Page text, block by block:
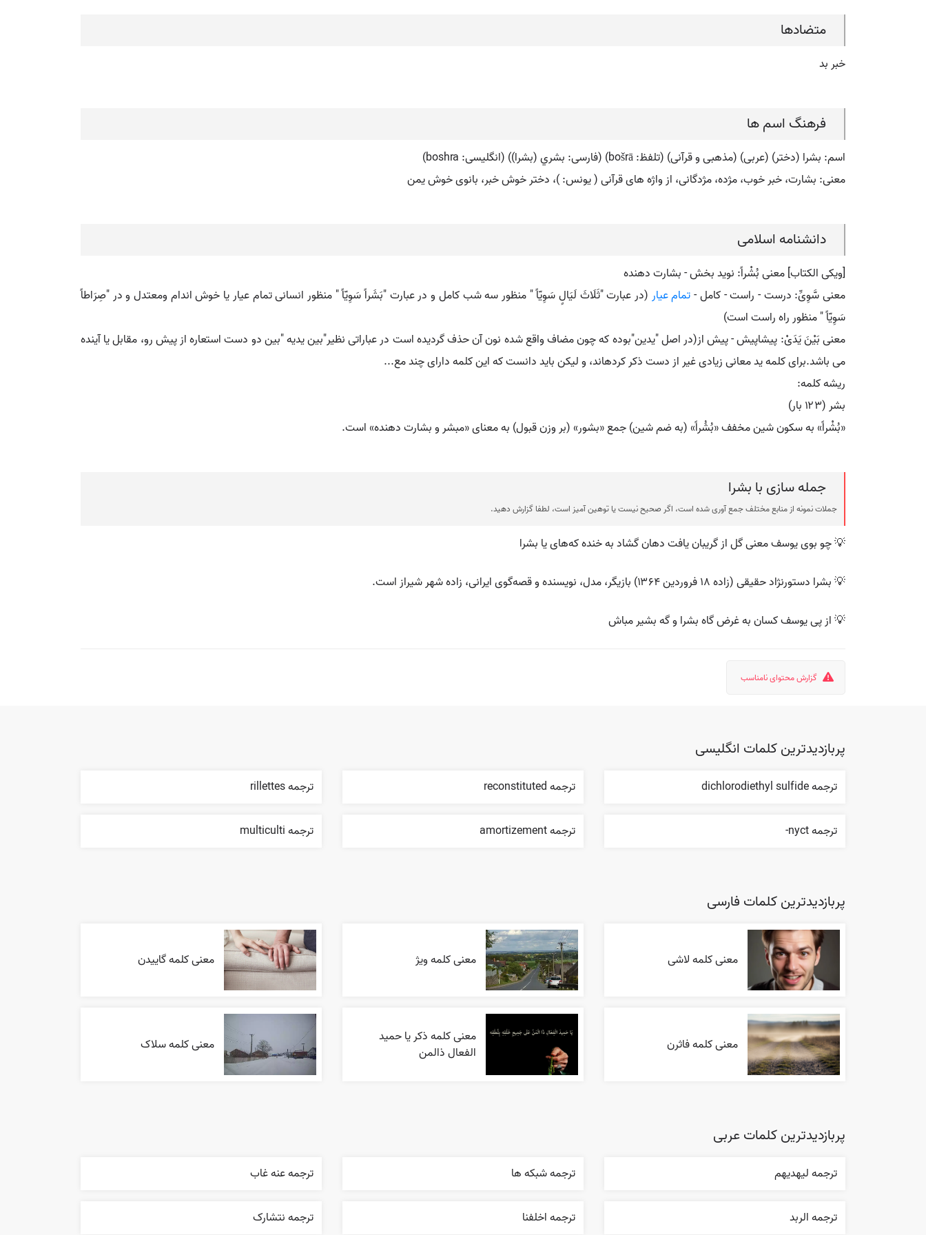
متضادها
خبر بد
فرهنگ اسم ها
اسم: بشرا (دختر) (عربی) (مذهبی و قرآنی) (تلفظ: bošrā) (فارسی: بشري (بشرا)) (انگلیسی: boshra)
معنی: بشارت، خبر خوب، مژده، مژدگانی، از واژه های قرآنی ( یونس: )، دختر خوش خبر، بانوی خوش یمن
دانشنامه اسلامی
[ویکی الکتاب] معنی بُشْراً: نوید بخش - بشارت دهنده
معنی سَّوِیِّ: درست - راست - کامل -تمام عیار (در عبارت "ثَلَاثَ لَیَالٍ سَوِیّاً " منظور سه شب کامل و در عبارت "بَشَراً سَوِیّاً " منظور انسانی تمام عیار یا خوش اندام ومعتدل و در "صِرَاطاً
سَوِیّاً " منظور راه راست است)
معنی بَیْنَ یَدَیْ: پیشاپیش - پیش از(در اصل "یدین"بوده که چون مضاف واقع شده نون آن حذف گردیده است در عباراتی نظیر"بین یدیه "بین دو دست استعاره از پیش رو، مقابل یا آینده
می باشد.برای کلمه ید معانی زیادی غیر از دست ذکر کردهاند، و لیکن باید دانست که این کلمه دارای چند مع...
ریشه کلمه:
بشر (۱۲۳ بار)
«بُشْراً» به سکون شین مخفف «بُشُراً» (به ضم شین) جمع «بشور» (بر وزن قبول) به معنای «مبشر و بشارت دهنده» است.
جمله سازی با بشرا
جملات نمونه از منابع مختلف جمع آوری شده است، اگر صحیح نیست یا توهین آمیز است، لطفا گزارش دهید.
💡 چو بوی یوسف معنی گل از گریبان یافت دهان گشاد به خنده که‌های یا بشرا
💡 بشرا دستورنژاد حقیقی (زاده ۱۸ فروردین ۱۳۶۴) بازیگر، مدل، نویسنده و قصه‌گوی ایرانی، زاده شهر شیراز است.
💡 از پی یوسف کسان به غرض گاه بشرا و گه بشیر مباش
گزارش محتوای نامناسب
پربازدیدترین کلمات انگلیسی
ترجمه dichlorodiethyl sulfide ترجمه reconstituted ترجمه rillettes
ترجمه nyct- ترجمه amortizement ترجمه multiculti
پربازدیدترین کلمات فارسی
معنی کلمه لاشی معنی کلمه ویژ معنی کلمه گاییدن
معنی کلمه فاثرن
معنی کلمه ذکر یا حمید
الفعال ذالمن
معنی کلمه سلاک
پربازدیدترین کلمات عربی
ترجمه ليهديهم ترجمه شبکه ها ترجمه عنه غاب
ترجمه الربد ترجمه اخلفنا ترجمه نتشارک